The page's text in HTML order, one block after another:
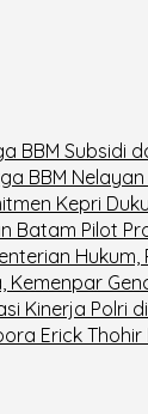
BBM Subsidi
BBM
Kepri
Batam Pilot
Kemenpar
Kinerja Polri
Erick